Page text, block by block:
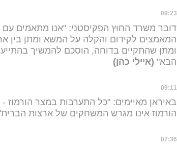
09:23
דובר משרד החוץ הפקיסטני: "אנו מתאמים
המאמצים לקידום והקלה על המשא ומתן בין
ומתן שהתקיים בדוחה, הוסכם להמשיך
הבא" (איילי כהן)
09:11
באיראן מאיימים: "כל התערבות במצר הורמוז
הורמוז אינו מגרש המשחקים של ארצות
07:36